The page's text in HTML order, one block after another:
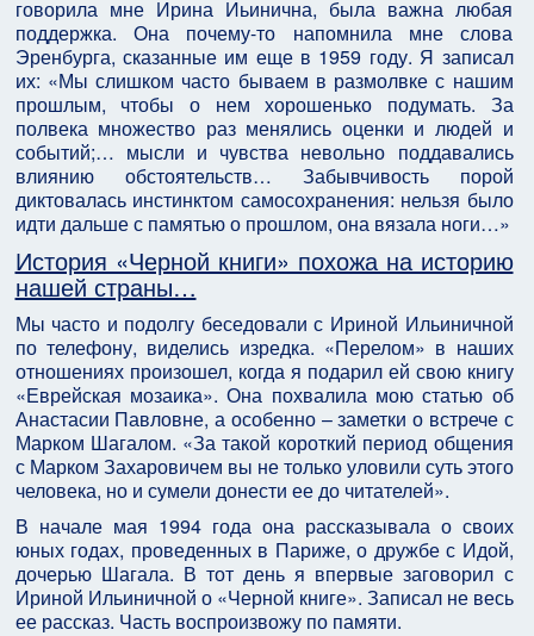
говорила мне Ирина Иьинична, была важна любая
поддержка. Она почему-то напомнила мне слова
Эренбурга, сказанные им еще в 1959 году. Я записал
их: «Мы слишком часто бываем в размолвке с нашим
прошлым, чтобы о нем хорошенько подумать. За
полвека множество раз менялись оценки и людей и
событий;… мысли и чувства невольно поддавались
влиянию обстоятельств… Забывчивость порой
диктовалась инстинктом самосохранения: нельзя было
идти дальше с памятью о прошлом, она вязала ноги…»
История «Черной книги» похожа на историю
нашей страны…
Мы часто и подолгу беседовали с Ириной Ильиничной
по телефону, виделись изредка. «Перелом» в наших
отношениях произошел, когда я подарил ей свою книгу
«Еврейская мозаика». Она похвалила мою статью об
Анастасии Павловне, а особенно – заметки о встрече с
Марком Шагалом. «За такой короткий период общения
с Марком Захаровичем вы не только уловили суть этого
человека, но и сумели донести ее до читателей».
В начале мая 1994 года она рассказывала о своих
юных годах, проведенных в Париже, о дружбе с Идой,
дочерью Шагала. В тот день я впервые заговорил с
Ириной Ильиничной о «Черной книге». Записал не весь
ее рассказ. Часть воспроизвожу по памяти.